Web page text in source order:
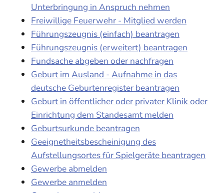
Unterbringung in Anspruch nehmen
Freiwillige Feuerwehr - Mitglied werden
Führungszeugnis (einfach) beantragen
Führungszeugnis (erweitert) beantragen
Fundsache abgeben oder nachfragen
Geburt im Ausland - Aufnahme in das
deutsche Geburtenregister beantragen
Geburt in öffentlicher oder privater Klinik oder
Einrichtung dem Standesamt melden
Geburtsurkunde beantragen
Geeignetheitsbescheinigung des
Aufstellungsortes für Spielgeräte beantragen
Gewerbe abmelden
Gewerbe anmelden